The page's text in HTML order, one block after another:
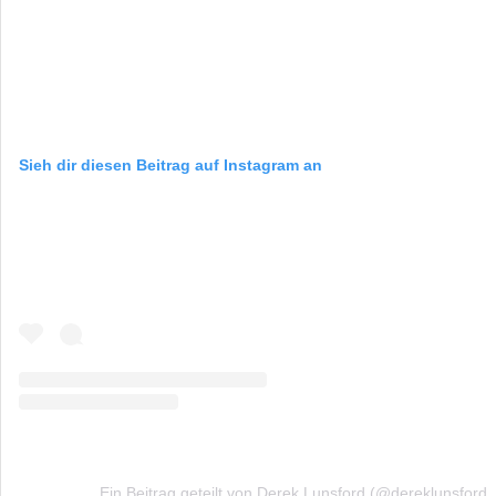
Sieh dir diesen Beitrag auf Instagram an